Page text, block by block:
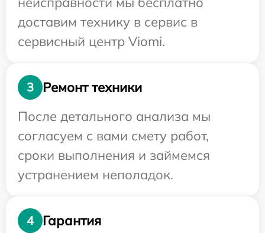
доставим технику в сервис в
сервисный центр Viomi.
3
Ремонт техники
После детального анализа мы
согласуем с вами смету работ,
сроки выполнения и займемся
устранением неполадок.
4
Гарантия